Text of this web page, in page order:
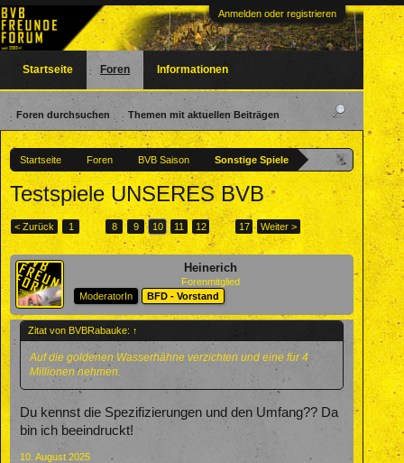
Anmelden oder registrieren
Startseite Foren BVB Saison Sonstige Spiele
Testspiele UNSERES BVB
< Zurück 1 ← 8 9 10 11 12 → 17 Weiter >
Heinerich
Forenmitglied
ModeratorIn
BFD - Vorstand
Zitat von BVBRabauke: ↑
Auf die goldenen Wasserhähne verzichten und eine für 4
Millionen nehmen.
Du kennst die Spezifizierungen und den Umfang?? Da
bin ich beeindruckt!
10. August 2025
Startseite Foren
Foren durchsuchen Themen mit aktuellen Beiträgen
Informationen